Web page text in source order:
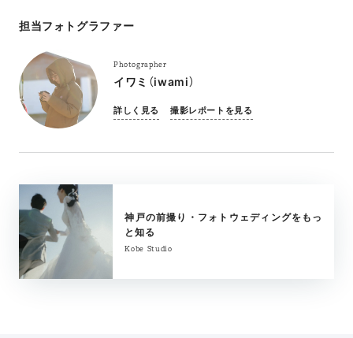
担当フォトグラファー
Photographer
イワミ（iwami）
詳しく見る 撮影レポートを見る
神戸の前撮り・フォトウェディングをもっ
と知る
Kobe Studio